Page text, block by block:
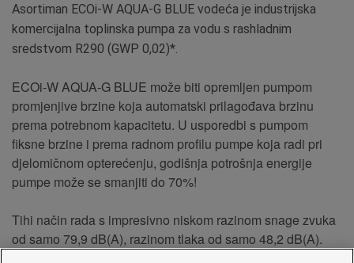
Asortiman ECOi-W AQUA-G BLUE vodeća je industrijska
komercijalna toplinska pumpa za vodu s rashladnim
sredstvom R290 (GWP 0,02)*.
ECOi-W AQUA-G BLUE može biti opremljen pumpom
promjenjive brzine koja automatski prilagođava brzinu
prema potrebnom kapacitetu. U usporedbi s pumpom
fiksne brzine i prema radnom profilu pumpe koja radi pri
djelomičnom opterećenju, godišnja potrošnja energije
pumpe može se smanjiti do 70%!
Tihi način rada s impresivno niskom razinom snage zvuka
od samo 79,9 dB(A), razinom tlaka od samo 48,2 dB(A).